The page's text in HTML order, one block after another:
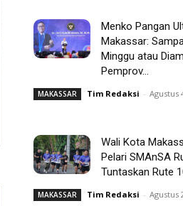
Menko Pangan
Makassar:
Minggu atau
Pemprov...
MAKASSAR Tim Redaksi - Agustus
Wali Kota
Pelari SMAnSA
Tuntaskan Rute
MAKASSAR Tim Redaksi - Agustus